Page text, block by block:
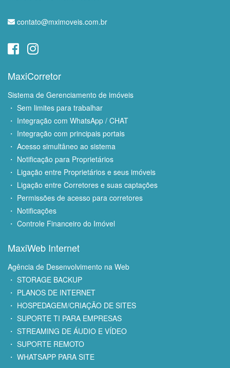
contato@mximoveis.com.br
MaxiCorretor
Sistema de Gerenciamento de imóveis
・ Sem limites para trabalhar
・ Integração com WhatsApp / CHAT
・ Integração com principais portais
・ Acesso simultâneo ao sistema
・ Notificação para Proprietários
・ Ligação entre Proprietários e seus imóveis
・ Ligação entre Corretores e suas captações
・ Permissões de acesso para corretores
・ Notificações
・ Controle Financeiro do Imóvel
MaxiWeb Internet
Agência de Desenvolvimento na Web
・ STORAGE BACKUP
・ PLANOS DE INTERNET
・ HOSPEDAGEM/CRIAÇÃO DE SITES
・ SUPORTE TI PARA EMPRESAS
・ STREAMING DE ÁUDIO E VÍDEO
・ SUPORTE REMOTO
・ WHATSAPP PARA SITE